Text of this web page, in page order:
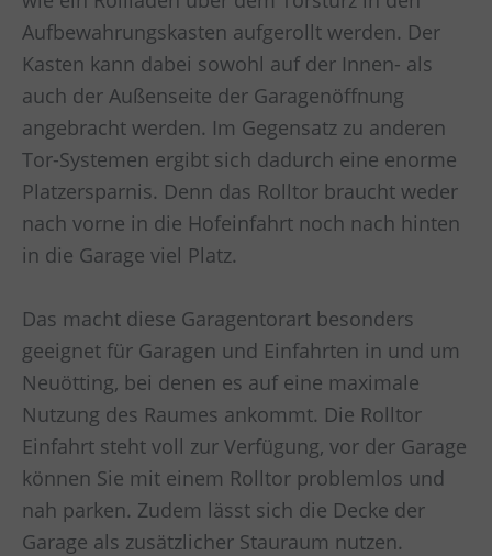
Aufbewahrungskasten aufgerollt werden. Der
Kasten kann dabei sowohl auf der Innen- als
auch der Außenseite der Garagenöffnung
angebracht werden. Im Gegensatz zu anderen
Tor-Systemen ergibt sich dadurch eine enorme
Platzersparnis. Denn das Rolltor braucht weder
nach vorne in die Hofeinfahrt noch nach hinten
in die Garage viel Platz.
Das macht diese Garagentorart besonders
geeignet für Garagen und Einfahrten in und um
Neuötting, bei denen es auf eine maximale
Nutzung des Raumes ankommt. Die Rolltor
Einfahrt steht voll zur Verfügung, vor der Garage
können Sie mit einem Rolltor problemlos und
nah parken. Zudem lässt sich die Decke der
Garage als zusätzlicher Stauraum nutzen.